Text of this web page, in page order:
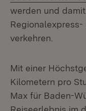
werden und
verkehren.
Mit einer
Kilometern pro
Max für Baden-